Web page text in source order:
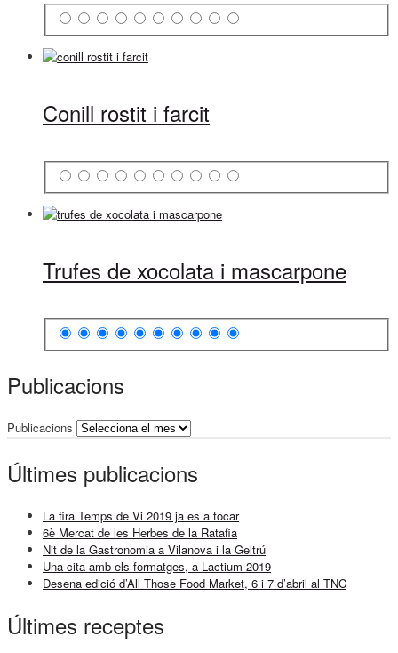
Conill rostit i farcit
Trufes de xocolata i mascarpone
Publicacions
Publicacions
Últimes publicacions
La fira Temps de Vi 2019 ja es a tocar
6è Mercat de les Herbes de la Ratafia
Nit de la Gastronomia a Vilanova i la Geltrú
Una cita amb els formatges, a Lactium 2019
Desena edició d’All Those Food Market, 6 i 7 d’abril al TNC
Últimes receptes